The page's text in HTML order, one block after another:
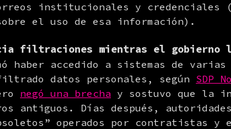
institucionales y credenciales
el uso de esa información).
filtraciones mientras el gobierno
haber accedido a sistemas de
datos personales, según SDP
negó una brecha y sostuvo que la
antiguos. Días después,
operados por contratistas y